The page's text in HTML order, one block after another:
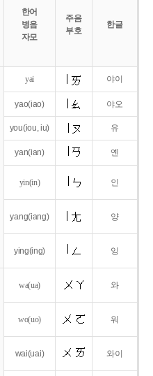
한어
병음
자모
주음
부호
한글
yai 야이
yao(iao) 야오
you(iou,iu) 유
yan(ian) 옌
yin(in) 인
yang(iang) 양
ying(ing) 잉
wa(ua) 와
wo(uo) 워
wai(uai) 와이